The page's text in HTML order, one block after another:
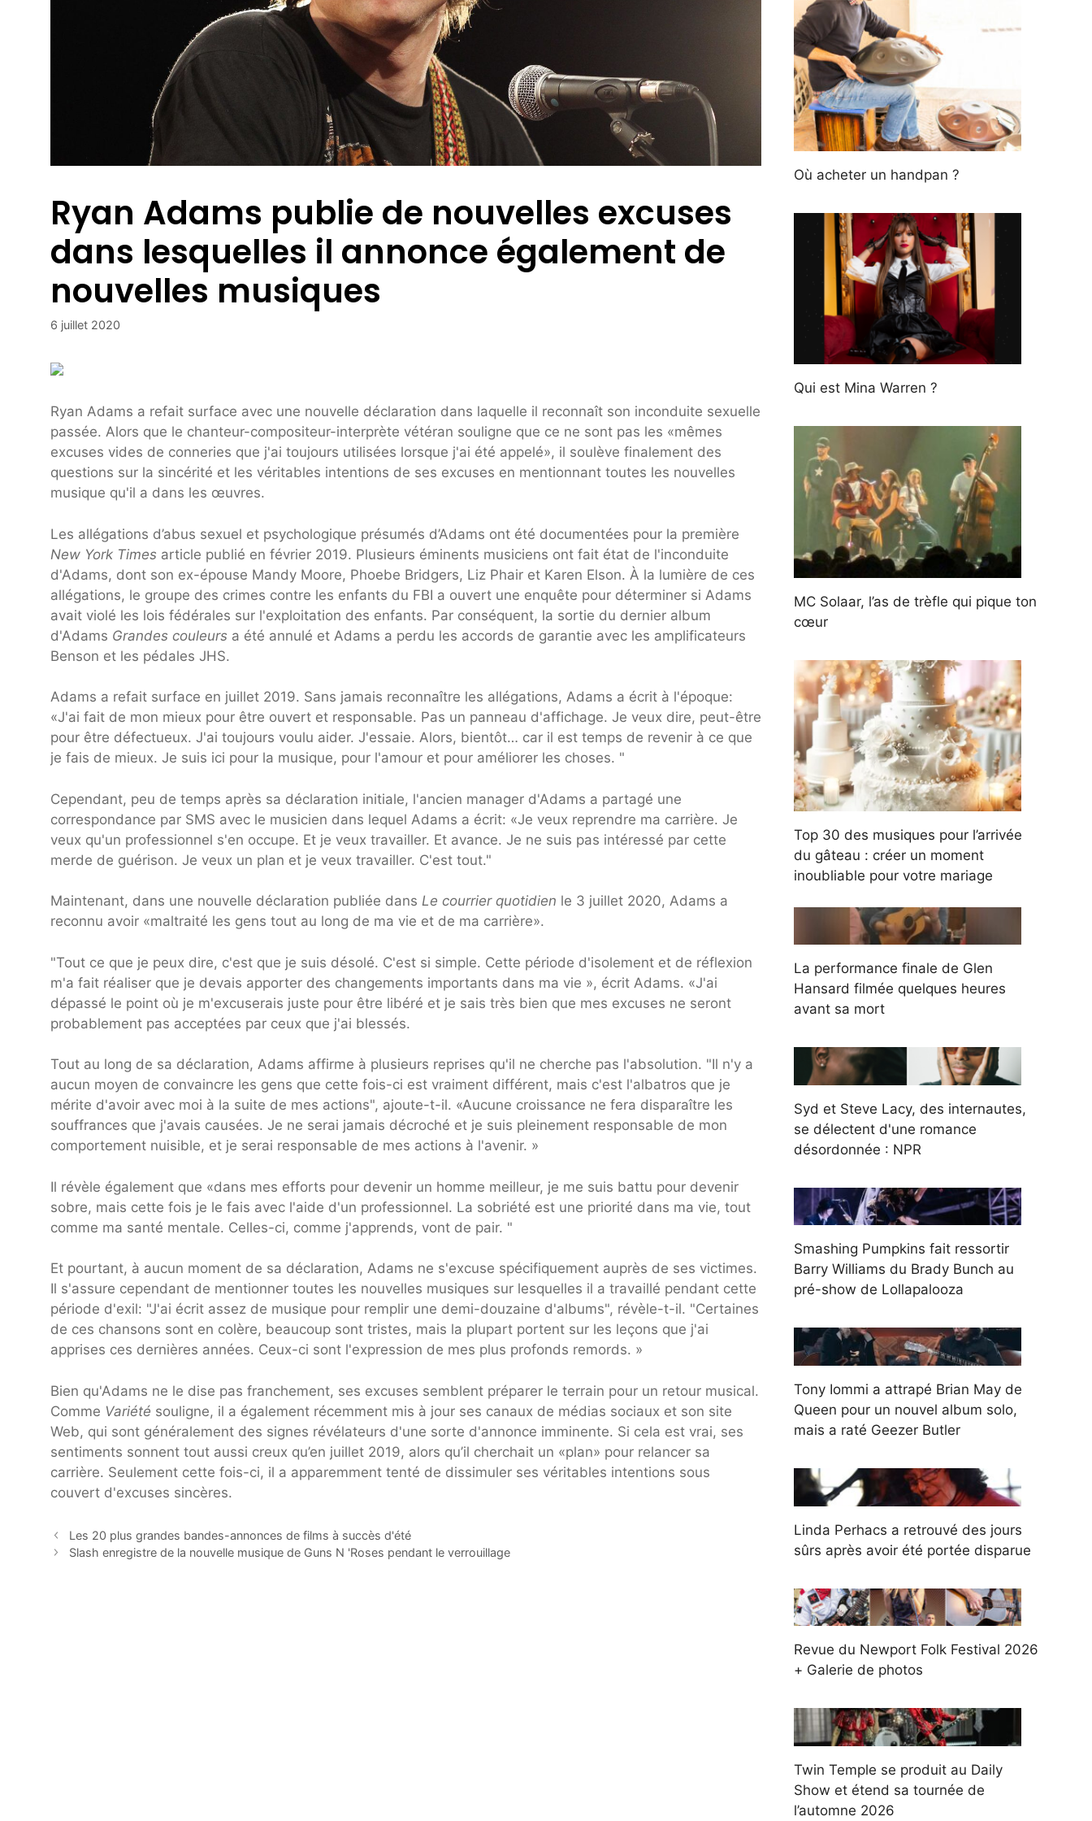
Ryan Adams publie de nouvelles excuses
dans lesquelles il annonce également de
nouvelles musiques
6 juillet 2020
Ryan Adams a refait surface avec une nouvelle déclaration dans laquelle il reconnaît son inconduite sexuelle
passée. Alors que le chanteur-compositeur-interprète vétéran souligne que ce ne sont pas les «mêmes
excuses vides de conneries que j'ai toujours utilisées lorsque j'ai été appelé», il soulève finalement des
questions sur la sincérité et les véritables intentions de ses excuses en mentionnant toutes les nouvelles
musique qu'il a dans les œuvres.
Les allégations d’abus sexuel et psychologique présumés d’Adams ont été documentées pour la première
New York Times article publié en février 2019. Plusieurs éminents musiciens ont fait état de l'inconduite
d'Adams, dont son ex-épouse Mandy Moore, Phoebe Bridgers, Liz Phair et Karen Elson. À la lumière de ces
allégations, le groupe des crimes contre les enfants du FBI a ouvert une enquête pour déterminer si Adams
avait violé les lois fédérales sur l'exploitation des enfants. Par conséquent, la sortie du dernier album
d'Adams Grandes couleurs a été annulé et Adams a perdu les accords de garantie avec les amplificateurs
Benson et les pédales JHS.
Adams a refait surface en juillet 2019. Sans jamais reconnaître les allégations, Adams a écrit à l'époque:
«J'ai fait de mon mieux pour être ouvert et responsable. Pas un panneau d'affichage. Je veux dire, peut-être
pour être défectueux. J'ai toujours voulu aider. J'essaie. Alors, bientôt… car il est temps de revenir à ce que
je fais de mieux. Je suis ici pour la musique, pour l'amour et pour améliorer les choses. "
Cependant, peu de temps après sa déclaration initiale, l'ancien manager d'Adams a partagé une
correspondance par SMS avec le musicien dans lequel Adams a écrit: «Je veux reprendre ma carrière. Je
veux qu'un professionnel s'en occupe. Et je veux travailler. Et avance. Je ne suis pas intéressé par cette
merde de guérison. Je veux un plan et je veux travailler. C'est tout."
Maintenant, dans une nouvelle déclaration publiée dans Le courrier quotidien le 3 juillet 2020, Adams a
reconnu avoir «maltraité les gens tout au long de ma vie et de ma carrière».
"Tout ce que je peux dire, c'est que je suis désolé. C'est si simple. Cette période d'isolement et de réflexion
m'a fait réaliser que je devais apporter des changements importants dans ma vie », écrit Adams. «J'ai
dépassé le point où je m'excuserais juste pour être libéré et je sais très bien que mes excuses ne seront
probablement pas acceptées par ceux que j'ai blessés.
Tout au long de sa déclaration, Adams affirme à plusieurs reprises qu'il ne cherche pas l'absolution. "Il n'y a
aucun moyen de convaincre les gens que cette fois-ci est vraiment différent, mais c'est l'albatros que je
mérite d'avoir avec moi à la suite de mes actions", ajoute-t-il. «Aucune croissance ne fera disparaître les
souffrances que j'avais causées. Je ne serai jamais décroché et je suis pleinement responsable de mon
comportement nuisible, et je serai responsable de mes actions à l'avenir. »
Il révèle également que «dans mes efforts pour devenir un homme meilleur, je me suis battu pour devenir
sobre, mais cette fois je le fais avec l'aide d'un professionnel. La sobriété est une priorité dans ma vie, tout
comme ma santé mentale. Celles-ci, comme j'apprends, vont de pair. "
Et pourtant, à aucun moment de sa déclaration, Adams ne s'excuse spécifiquement auprès de ses victimes.
Il s'assure cependant de mentionner toutes les nouvelles musiques sur lesquelles il a travaillé pendant cette
période d'exil: "J'ai écrit assez de musique pour remplir une demi-douzaine d'albums", révèle-t-il. "Certaines
de ces chansons sont en colère, beaucoup sont tristes, mais la plupart portent sur les leçons que j'ai
apprises ces dernières années. Ceux-ci sont l'expression de mes plus profonds remords. »
Bien qu'Adams ne le dise pas franchement, ses excuses semblent préparer le terrain pour un retour musical.
Comme Variété souligne, il a également récemment mis à jour ses canaux de médias sociaux et son site
Web, qui sont généralement des signes révélateurs d'une sorte d'annonce imminente. Si cela est vrai, ses
sentiments sonnent tout aussi creux qu’en juillet 2019, alors qu’il cherchait un «plan» pour relancer sa
carrière. Seulement cette fois-ci, il a apparemment tenté de dissimuler ses véritables intentions sous
couvert d'excuses sincères.
Les 20 plus grandes bandes-annonces de films à succès d'été
Slash enregistre de la nouvelle musique de Guns N 'Roses pendant le verrouillage
Où acheter un handpan ?
Qui est Mina Warren ?
MC Solaar, l’as de trèfle qui pique ton
cœur
Top 30 des musiques pour l’arrivée
du gâteau : créer un moment
inoubliable pour votre mariage
La performance finale de Glen
Hansard filmée quelques heures
avant sa mort
Syd et Steve Lacy, des internautes,
se délectent d'une romance
désordonnée : NPR
Smashing Pumpkins fait ressortir
Barry Williams du Brady Bunch au
pré-show de Lollapalooza
Tony Iommi a attrapé Brian May de
Queen pour un nouvel album solo,
mais a raté Geezer Butler
Linda Perhacs a retrouvé des jours
sûrs après avoir été portée disparue
Revue du Newport Folk Festival 2026
+ Galerie de photos
Twin Temple se produit au Daily
Show et étend sa tournée de
l’automne 2026